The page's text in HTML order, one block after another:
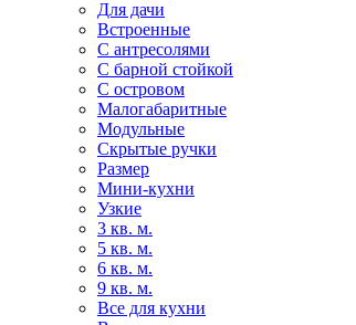
Для дачи
Встроенные
С антресолями
С барной стойкой
С островом
Малогабаритные
Модульные
Скрытые ручки
Размер
Мини-кухни
Узкие
3 кв. м.
5 кв. м.
6 кв. м.
9 кв. м.
Все для кухни